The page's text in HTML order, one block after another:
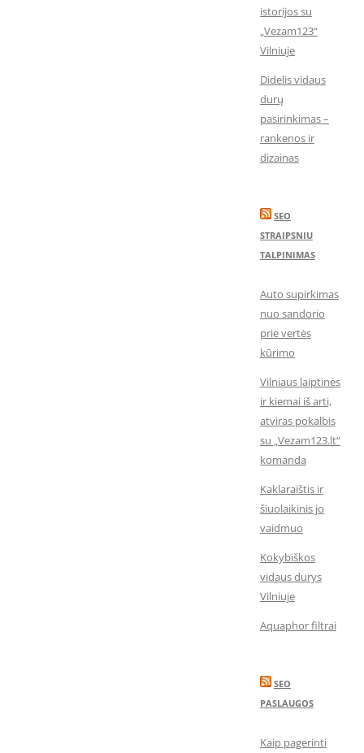
istorijos su
„Vezam123“
Vilniuje
Didelis vidaus
durų
pasirinkimas –
rankenos ir
dizainas
SEO
STRAIPSNIU
TALPINIMAS
Auto supirkimas
nuo sandorio
prie vertės
kūrimo
Vilniaus laiptinės
ir kiemai iš arti,
atviras pokalbis
su „Vezam123.lt“
komanda
Kaklaraištis ir
šiuolaikinis jo
vaidmuo
Kokybiškos
vidaus durys
Vilniuje
Aquaphor filtrai
SEO
PASLAUGOS
Kaip pagerinti